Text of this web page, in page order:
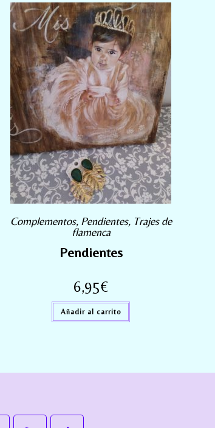
Complementos, Pendientes, Trajes de
flamenca
Pendientes
6,95€
Añadir al carrito